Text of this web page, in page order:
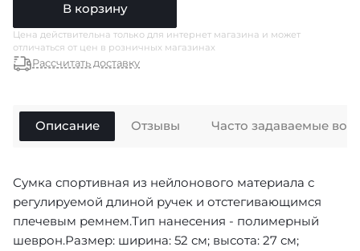
В корзину
Цена действительна только для интернет магазина и может
отличаться от цен в розничных магазинах
Рассчитать доставку
Описание
Сумка спортивная из нейлонового материала с
регулируемой длиной ручек и отстегивающимся
плечевым ремнем.Тип нанесения - полимерный
шеврон.Размер: ширина: 52 см; высота: 27 см;
Отзывы Часто задаваемые